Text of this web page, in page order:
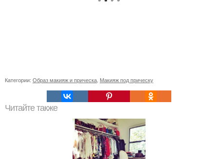
Категории: Образ макияж и прическа Макияж под прическу
Читайте также